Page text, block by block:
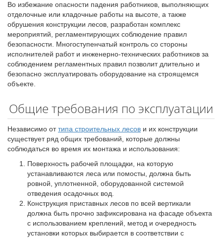
Во избежание опасности падения работников, выполняющих
отделочные или кладочные работы на высоте, а также
обрушения конструкции лесов, разработан комплекс
мероприятий, регламентирующих соблюдение правил
безопасности. Многоступенчатый контроль со стороны
исполнителей работ и инженерно-технических работников за
соблюдением регламентных правил позволит длительно и
безопасно эксплуатировать оборудование на строящемся
объекте.
Общие требования по эксплуатации
Независимо оттипа строительных лесов и их конструкции
существует ряд общих требований, которые должны
соблюдаться во время их монтажа и использования:
Поверхность рабочей площадки, на которую
устанавливаются леса или помосты, должна быть
ровной, уплотненной, оборудованной системой
отведения осадочных вод.
Конструкция приставных лесов по всей вертикали
должна быть прочно зафиксирована на фасаде объекта
с использованием креплений, метод и очередность
установки которых выбирается в соответствии с